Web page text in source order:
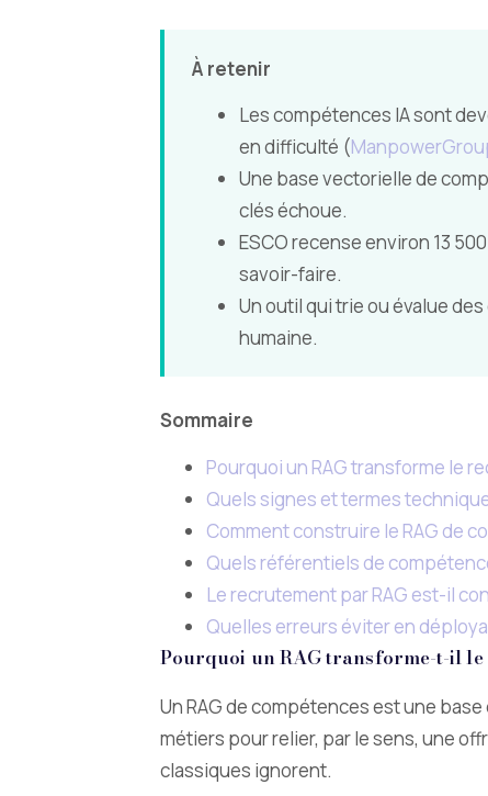
À retenir
Les compétences IA sont
en difficulté (
Une base vectorielle de
clés échoue.
ESCO recense environ 13
savoir-faire.
Un outil qui trie ou évalue
humaine.
Sommaire
Pourquoi un RAG transforme le
Quels signes et termes
Comment construire le RAG de
Quels référentiels de
Le recrutement par RAG est-il
Quelles erreurs éviter en
Pourquoi un RAG transforme-t-il le
Un RAG de compétences est une
métiers pour relier, par le sens, une
classiques ignorent.